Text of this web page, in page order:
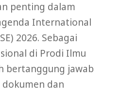
penting dalam
International
2026. Sebagai
di Prodi Ilmu
bertanggung jawab
dokumen dan